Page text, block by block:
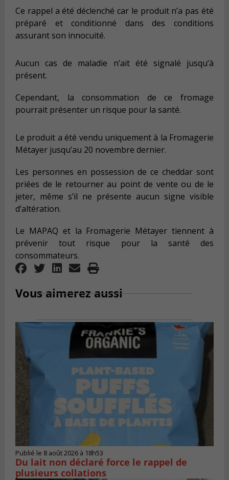
Ce rappel a été déclenché car le produit n’a pas été
préparé et conditionné dans des conditions
assurant son innocuité.
Aucun cas de maladie n’ait été signalé jusqu’à
présent.
Cependant, la consommation de ce fromage
pourrait présenter un risque pour la santé.
Le produit a été vendu uniquement à la Fromagerie
Métayer jusqu’au 20 novembre dernier.
Les personnes en possession de ce cheddar sont
priées de le retourner au point de vente ou de le
jeter, même s’il ne présente aucun signe visible
d’altération.
Le MAPAQ et la Fromagerie Métayer tiennent à
prévenir tout risque pour la santé des
consommateurs.
Vous aimerez aussi
Publié le 8 août 2026 à 18h53
Du lait non déclaré force le rappel de
plusieurs collations